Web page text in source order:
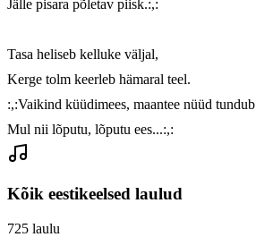
Jälle pisara põletav piisk.:,:
Tasa heliseb kelluke väljal,
Kerge tolm keerleb hämaral teel.
:,:Vaikind küüdimees, maantee nüüd tundub
Mul nii lõputu, lõputu ees...:,:
Kõik eestikeelsed laulud
725 laulu